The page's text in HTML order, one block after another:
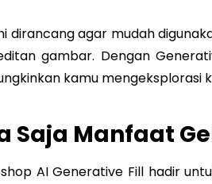
dirancang agar mudah
gambar. Dengan
kamu mengeksplorasi
Saja Manfaat
AI Generative Fill hadir